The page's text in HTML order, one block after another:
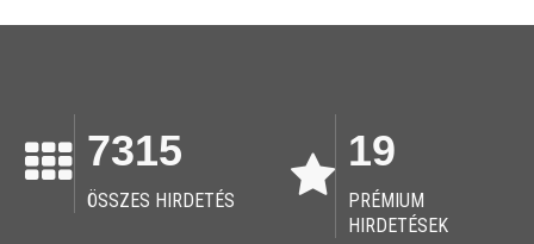
7315
ÖSSZES HIRDETÉS
19
PRÉMIUM
HIRDETÉSEK